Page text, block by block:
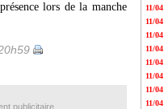
lors de la manche
11/04
11/04
11/04
11/04
11/04
11/04
11/04
11/04
publicitaire